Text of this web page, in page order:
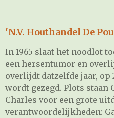
'N.V. Houthandel De
In 1965 slaat het noodlot
een hersentumor en
overlijdt datzelfde jaar, op
wordt gezegd. Plots staan
Charles voor een grote
verantwoordelijkheden: